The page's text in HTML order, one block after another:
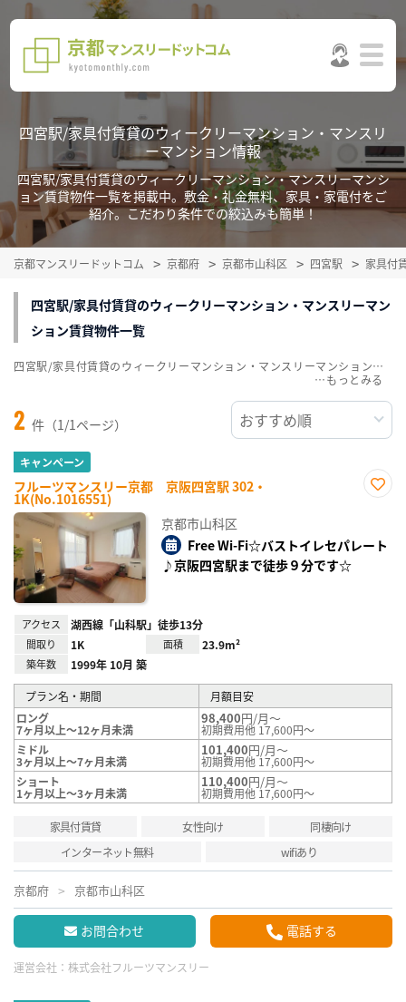
四宮駅/家具付賃貸のウィークリーマンション・マンスリ
ーマンション情報
四宮駅/家具付賃貸のウィークリーマンション・マンスリーマンシ
ョン賃貸物件一覧を掲載中。敷金・礼金無料、家具・家電付をご
紹介。こだわり条件での絞込みも簡単！
京都マンスリードットコム 京都府 京都市山科区 四宮駅 家具付
四宮駅/家具付賃貸のウィークリーマンション・マンスリーマン
ション賃貸物件一覧
2 件（1/1ページ）
キャンペーン
フルーツマンスリー京都 京阪四宮駅 302・
1K(No.1016551)
録
京都市山科区
Free Wi-Fi☆バストイレセパレート
♪京阪四宮駅まで徒歩９分です☆
アクセス 湖西線「山科駅」徒歩13分
間取り 1K 面積 23.9m²
築年数 1999年 10月 築
プラン名・期間
月額目安
ロング
7ヶ月以上～12ヶ月未満
98,400円/月～
初期費用他 17,600円～
ミドル
3ヶ月以上～7ヶ月未満
101,400円/月～
初期費用他 17,600円～
ショート
1ヶ月以上～3ヶ月未満
110,400円/月～
初期費用他 17,600円～
家具付賃貸 女性向け
同棲向け
インターネット無料
wifiあり
京都府 京都市山科区
お問合わせ 電話する
運営会社： 株式会社フルーツマンスリー
四宮駅/家具付賃貸のウィークリーマンション・マンスリーマンション賃貸物件一覧を掲載中。敷金・礼金無料、家具・家電付をご紹介。こだわり条件での絞込みも簡単！
…